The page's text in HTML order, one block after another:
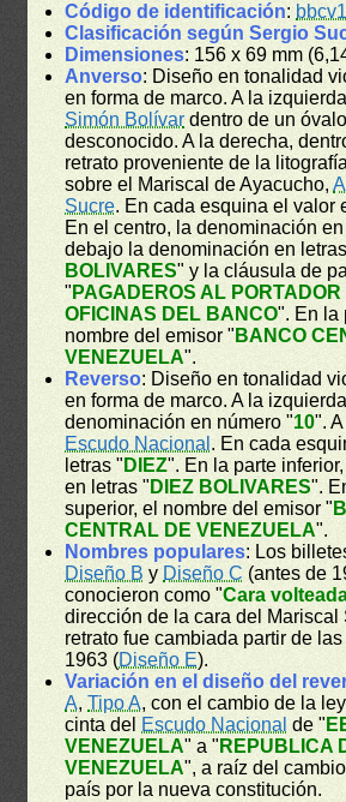
Código de identificación:
Clasificación según Sergio
Dimensiones: 156 x 69 mm
Anverso: Diseño en tonalidad
en forma de marco. A la
Simón Bolívar dentro de un
desconocido. A la derecha,
retrato proveniente de la
sobre el Mariscal de Ayacucho,
Sucre. En cada esquina el valor
En el centro, la denominación
debajo la denominación en
BOLIVARES" y la cláusula de
" PAGADEROS AL
OFICINAS DEL BANCO". En la
nombre del emisor " BANCO
VENEZUELA".
Reverso: Diseño en tonalidad
en forma de marco. A la
denominación en número "10".
Escudo Nacional . En cada
letras " DIEZ". En la parte
en letras " DIEZ BOLIVARES".
superior, el nombre del emisor "
CENTRAL DE VENEZUELA".
Nombres populares: Los
Diseño B y Diseño C (antes de
conocieron como "Cara
dirección de la cara del Mariscal
retrato fue cambiada partir de
1963 (Diseño E).
Variación en el diseño del
A,Tipo A, con el cambio de la
cinta del Escudo Nacional de "
VENEZUELA" a " REPUBLICA
VENEZUELA", a raíz del
país por la nueva constitución.